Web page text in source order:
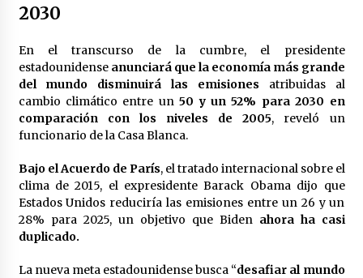
2030
En el transcurso de la cumbre, el presidente
estadounidense anunciará que la economía más grande
del mundo disminuirá las emisiones atribuidas al
cambio climático entre un50 y un 52% para 2030 en
comparación con los niveles de 2005, reveló un
funcionario de la Casa Blanca.
Bajo el Acuerdo de París, el tratado internacional sobre el
clima de 2015, el expresidente Barack Obama dijo que
Estados Unidos reduciría las emisiones entre un 26 y un
28% para 2025, un objetivo que Biden ahora ha casi
duplicado.
La nueva meta estadounidense busca “desafiar al mundo